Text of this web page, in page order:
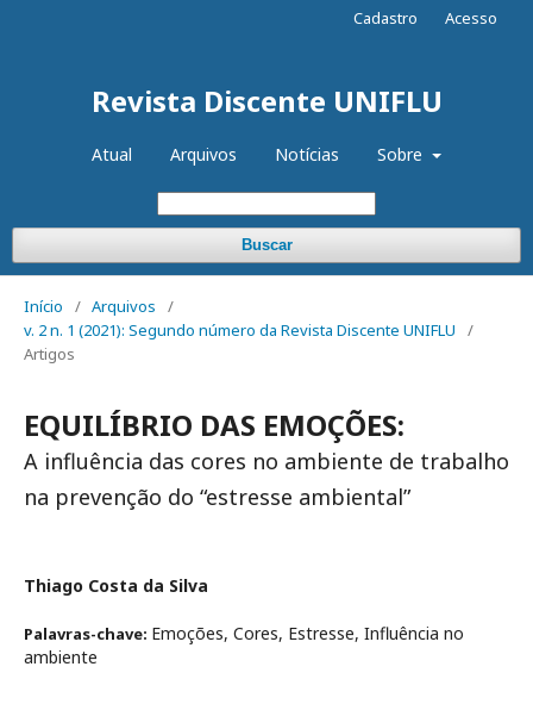
Revista Discente UNIFLU
Atual Arquivos Notícias Sobre
Buscar
Cadastro Acesso
Início / Arquivos
/
v. 2 n. 1 (2021): Segundo número da Revista Discente UNIFLU
/
Artigos
EQUILÍBRIO DAS EMOÇÕES:
A influência das cores no ambiente de trabalho
na prevenção do “estresse ambiental”
Thiago Costa da Silva
Palavras-chave: Emoções, Cores, Estresse, Influência no
ambiente